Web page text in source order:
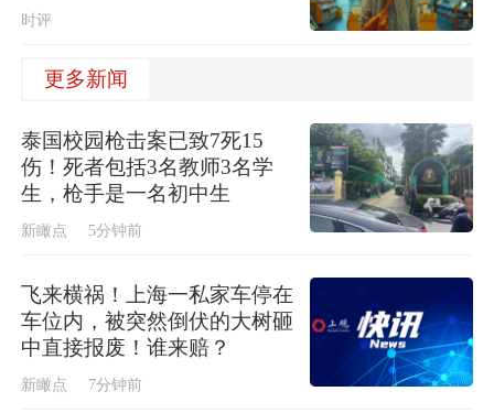
时评
更多新闻
泰国校园枪击案已致7死15
伤！死者包括3名教师3名学
生，枪手是一名初中生
新瞰点 5分钟前
飞来横祸！上海一私家车停在
车位内，被突然倒伏的大树砸
中直接报废！谁来赔？
新瞰点 7分钟前